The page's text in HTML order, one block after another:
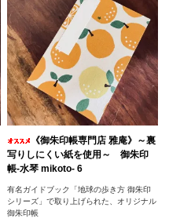
《御朱印帳専門店 雅庵》～裏
写りしにくい紙を使用～ 御朱印
帳-水琴 mikoto- 6
有名ガイドブック「地球の歩き方 御朱印
シリーズ」で取り上げられた、オリジナル
御朱印帳